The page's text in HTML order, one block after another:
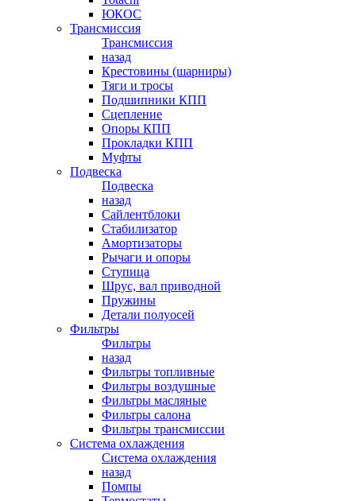
ЮКОС
Трансмиссия
Трансмиссия
назад
Крестовины (шарниры)
Тяги и тросы
Подшипники КПП
Сцепление
Опоры КПП
Прокладки КПП
Муфты
Подвеска
Подвеска
назад
Сайлентблоки
Стабилизатор
Амортизаторы
Рычаги и опоры
Ступица
Шрус, вал приводной
Пружины
Детали полуосей
Фильтры
Фильтры
назад
Фильтры топливные
Фильтры воздушные
Фильтры масляные
Фильтры салона
Фильтры трансмиссии
Система охлаждения
Система охлаждения
назад
Помпы